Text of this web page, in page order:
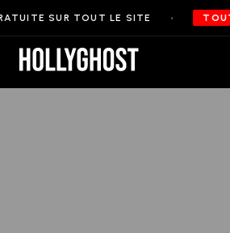
SUR TOUT LE SITE
Accueil Nos mentions légales